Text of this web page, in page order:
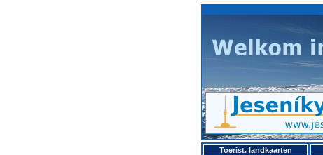
Toerist. landkaarten